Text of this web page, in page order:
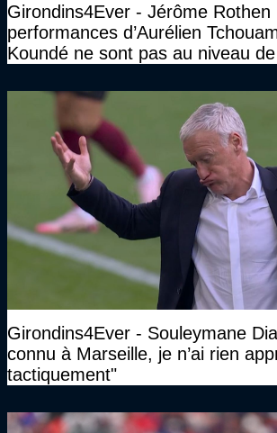
Girondins4Ever - Jérôme Rothen
performances d’Aurélien
Koundé ne sont pas au niveau
Girondins4Ever - Souleymane
connu à Marseille, je n’ai rien
tactiquement"